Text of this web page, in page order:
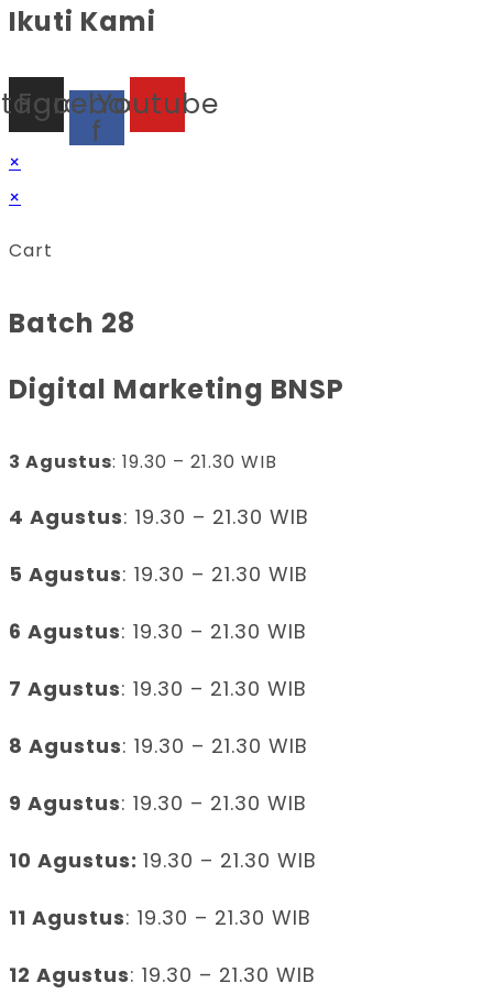
Ikuti Kami
Facebook-
f
Youtube
×
×
Cart
Batch 28
Digital Marketing BNSP
3 Agustus: 19.30 – 21.30 WIB
4 Agustus: 19.30 – 21.30 WIB
5 Agustus: 19.30 – 21.30 WIB
6 Agustus: 19.30 – 21.30 WIB
7 Agustus: 19.30 – 21.30 WIB
8 Agustus: 19.30 – 21.30 WIB
9 Agustus: 19.30 – 21.30 WIB
10 Agustus: 19.30 – 21.30 WIB
11 Agustus: 19.30 – 21.30 WIB
12 Agustus: 19.30 – 21.30 WIB